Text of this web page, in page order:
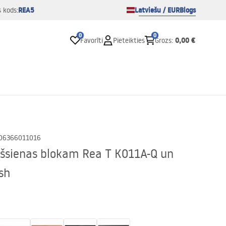
kods:REA5 Latviešu / EURBlogs
0
Favorīti Pieteikties
0
Grozs: 0,00 €
blokam Rea T K011A-Q un